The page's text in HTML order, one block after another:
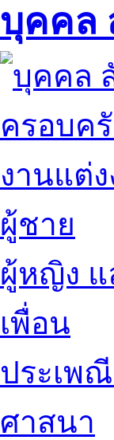
บุคคล
ครอบค
งานแต่
ผู้ชาย
ผู้หญิง
เพื่อน
ประเพ
ศาสนา